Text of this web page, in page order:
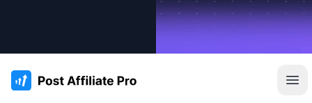
:site.title